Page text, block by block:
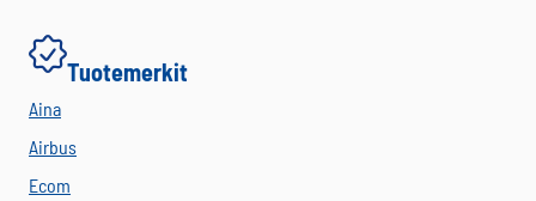
Tuotemerkit
Aina
Airbus
Ecom